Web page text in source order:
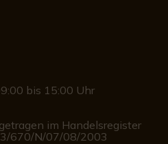
bis 15:00 Uhr
im Handelsregister
670/N/07/08/2003